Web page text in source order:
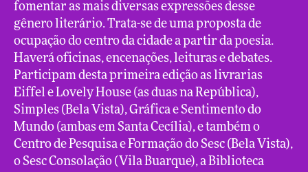
fomentar as mais diversas expressões desse
gênero literário. Trata-se de uma proposta de
ocupação do centro da cidade a partir da poesia.
Haverá oficinas, encenações, leituras e debates.
Participam desta primeira edição as livrarias
Eiffel e Lovely House (as duas na República),
Simples (Bela Vista), Gráfica e Sentimento do
Mundo (ambas em Santa Cecília), e também o
Centro de Pesquisa e Formação do Sesc (Bela Vista),
o Sesc Consolação (Vila Buarque), a Biblioteca